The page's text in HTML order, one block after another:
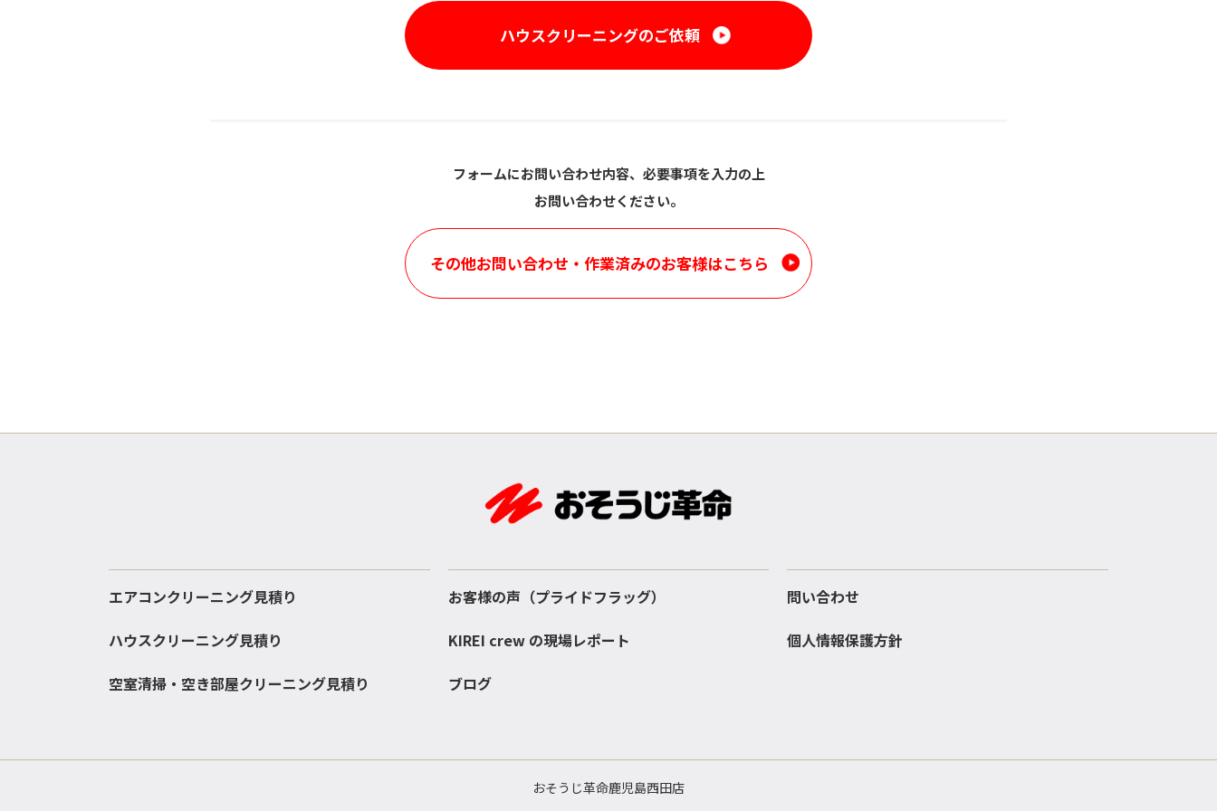
ハウスクリーニングのご依頼
フォームにお問い合わせ内容、必要事項を入力の上
お問い合わせください。
その他お問い合わせ・ 作業済みのお客様はこちら
エアコンクリーニング見積り
ハウスクリーニング見積り
空室清掃・空き部屋クリーニング見積り
お客様の声（プライドフラッグ）
KIREI crew の現場レポート
ブログ
問い合わせ
個人情報保護方針
おそうじ革命鹿児島西田店